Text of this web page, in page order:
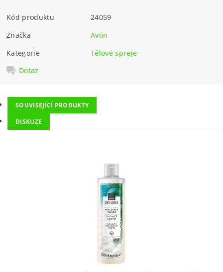
Kód produktu
24059
Značka
Avon
Kategorie
Tělové spreje
Dotaz
SOUVISEJÍCÍ PRODUKTY
DISKUZE